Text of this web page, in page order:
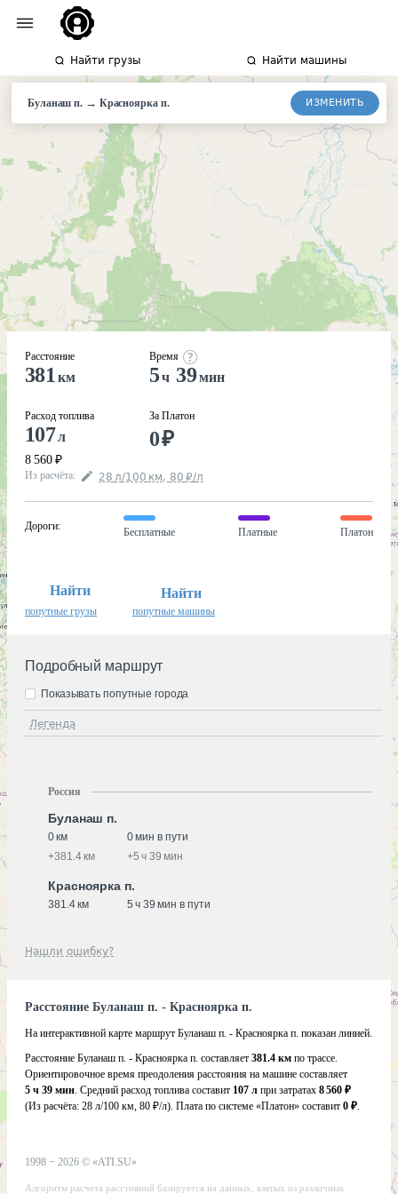
Найти грузы Найти машины
Буланаш п. → Красноярка п. ИЗМЕНИТЬ
Расстояние
381 км
Расход топлива
107л
8 560 ₽
Время
5 ч 39мин
За Платон
0₽
Из расчёта: 28 л/100 км, 80 ₽/л
Дороги:
Бесплатные Платные Платон
Найти
попутные грузы
Найти
попутные машины
Подробный маршрут
Легенда
Показывать попутные города
Россия
Буланаш п.
0 км
0 мин в пути
+381.4 км +5 ч 39 мин
Красноярка п.
381.4 км 5 ч 39 мин в пути
Нашли ошибку?
Расстояние Буланаш п. - Красноярка п.
На интерактивной карте маршрут Буланаш п. - Красноярка п. показан линией.
Расстояние Буланаш п. - Красноярка п. составляет 381.4 км по трассе.
Ориентировочное время преодоления расстояния на машине составляет
5 ч 39 мин. Средний расход топлива составит 107 л при затратах 8 560 ₽
(Из расчёта: 28 л/100 км, 80 ₽/л). Плата по системе «Платон» составит 0 ₽.
1998 − 2026 © «ATI.SU»
Алгоритм расчета расстояний базируется на данных, взятых из различных